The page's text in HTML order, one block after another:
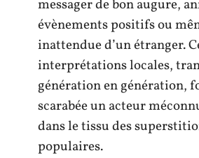
messager de bon augure,
évènements positifs ou
inattendue d’un étranger.
interprétations locales,
génération en génération,
scarabée un acteur
dans le tissu des
populaires.